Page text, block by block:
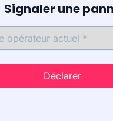
Signaler une
Déclarer